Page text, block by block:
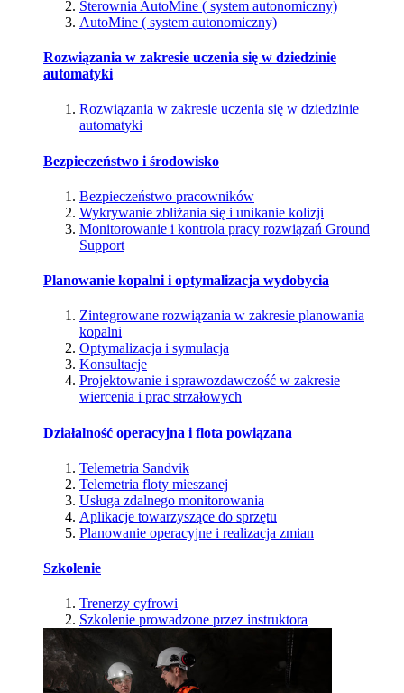
Sterownia AutoMine ( system autonomiczny)
AutoMine ( system autonomiczny)
Rozwiązania w zakresie uczenia się w dziedzinie
automatyki
Rozwiązania w zakresie uczenia się w dziedzinie
automatyki
Bezpieczeństwo i środowisko
Bezpieczeństwo pracowników
Wykrywanie zbliżania się i unikanie kolizji
Monitorowanie i kontrola pracy rozwiązań Ground
Support
Planowanie kopalni i optymalizacja wydobycia
Zintegrowane rozwiązania w zakresie planowania
kopalni
Optymalizacja i symulacja
Konsultacje
Projektowanie i sprawozdawczość w zakresie
wiercenia i prac strzałowych
Działalność operacyjna i flota powiązana
Telemetria Sandvik
Telemetria floty mieszanej
Usługa zdalnego monitorowania
Aplikacje towarzyszące do sprzętu
Planowanie operacyjne i realizacja zmian
Szkolenie
Trenerzy cyfrowi
Szkolenie prowadzone przez instruktora